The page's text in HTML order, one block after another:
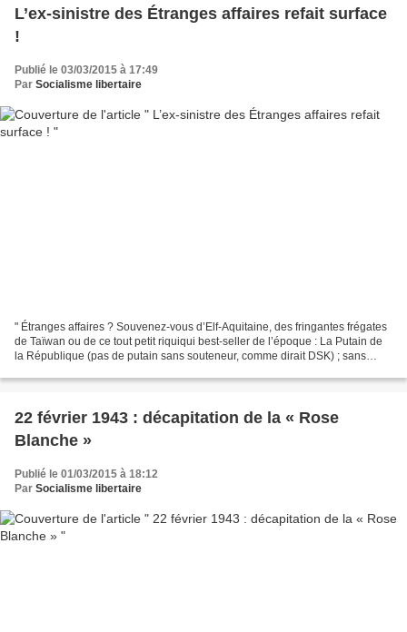
L’ex-sinistre des Étranges affaires refait surface
!
Publié le 03/03/2015 à 17:49
Par Socialisme libertaire
" Étranges affaires ? Souvenez-vous d’Elf-Aquitaine, des fringantes frégates
de Taïwan ou de ce tout petit riquiqui best-seller de l’époque : La Putain de
la République (pas de putain sans souteneur, comme dirait DSK) ; sans
22 février 1943 : décapitation de la « Rose
Blanche »
Publié le 01/03/2015 à 18:12
Par Socialisme libertaire